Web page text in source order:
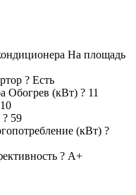
На площадь
? Есть
Обогрев (кВт) ? 11
10
? 59
(кВт) ?
? A+